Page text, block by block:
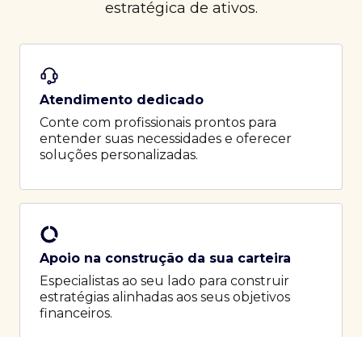
estratégica de ativos.
Atendimento dedicado
Conte com profissionais prontos para
entender suas necessidades e oferecer
soluções personalizadas.
Apoio na construção da sua carteira
Especialistas ao seu lado para construir
estratégias alinhadas aos seus objetivos
financeiros.